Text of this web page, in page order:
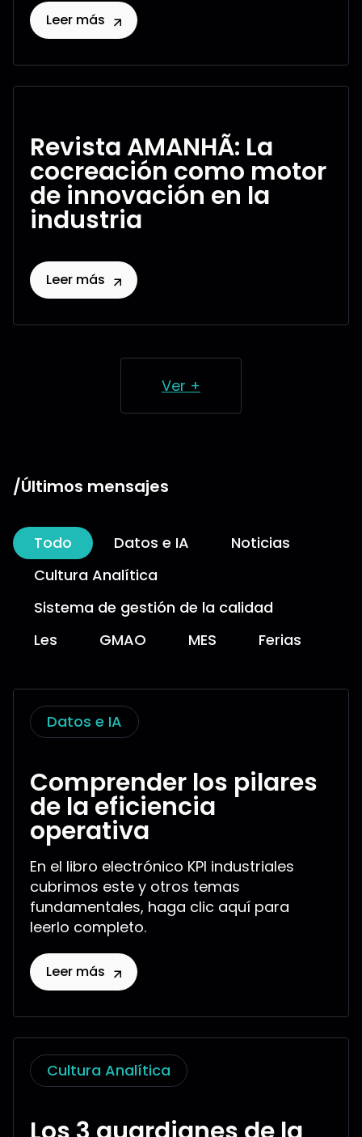
Leer más
Revista AMANHÃ: La
cocreación como motor
de innovación en la
industria
Leer más
Ver +
/Últimos mensajes
Todo Datos e IA
Noticias
Cultura Analítica
Sistema de gestión de la calidad
Les
GMAO MES Ferias
Datos e IA
Comprender los pilares
de la eficiencia
operativa
En el libro electrónico KPI industriales
cubrimos este y otros temas
fundamentales, haga clic aquí para
leerlo completo.
Leer más
Cultura Analítica